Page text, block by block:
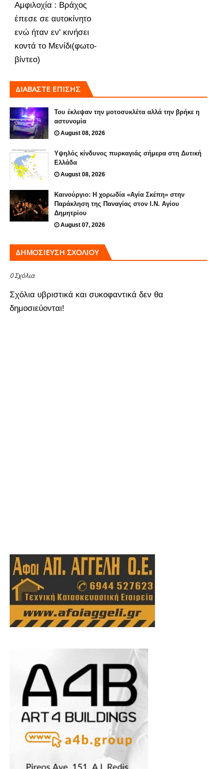
Αμφιλοχία : Βράχος
έπεσε σε αυτοκίνητο
ενώ ήταν εν' κινήσει
κοντά το Μενίδι(φωτο-
βίντεο)
ΔΙΑΒΑΣΤΕ ΕΠΙΣΗΣ
Του έκλεψαν την μοτοσυκλέτα αλλά την βρήκε η
αστυνομία
August 08, 2026
Υψηλός κίνδυνος πυρκαγιάς σήμερα στη Δυτική
Ελλάδα
August 08, 2026
Καινούργιο: Η χορωδία «Αγία Σκέπη» στην
Παράκληση της Παναγίας στον Ι.Ν. Αγίου
Δημητρίου
August 07, 2026
ΔΗΜΟΣΊΕΥΣΗ ΣΧΟΛΊΟΥ
0 Σχόλια
Σχόλια υβριστικά και συκοφαντικά δεν θα
δημοσιεύονται!